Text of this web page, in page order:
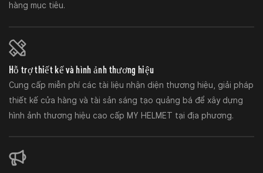
hàng mục tiêu.
Hỗ trợ thiết kế và hình ảnh thương hiệu
Cung cấp miễn phí các tài liệu nhận diện thương hiệu, giải pháp
thiết kế cửa hàng và tài sản sáng tạo quảng bá để xây dựng
hình ảnh thương hiệu cao cấp MY HELMET tại địa phương.